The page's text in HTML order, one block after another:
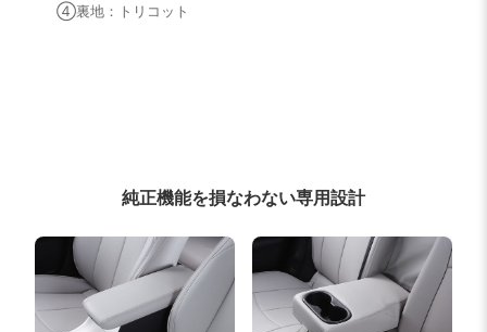
④裏地：トリコット
純正機能を損なわない専用設計